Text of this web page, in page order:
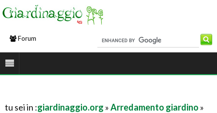
Forum
tu sei in :giardinaggio.org »Arredamento giardino »